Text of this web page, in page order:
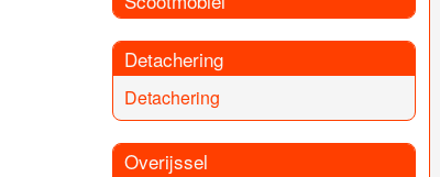
Detachering
Detachering
Overijssel